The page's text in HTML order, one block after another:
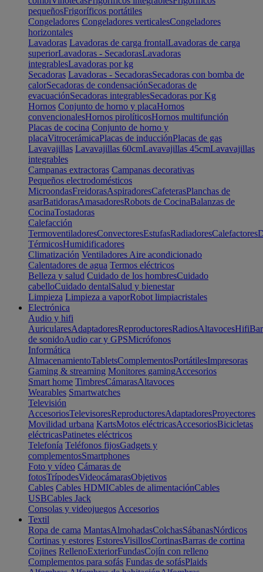
pequeñosFrigoríficos portátiles
Congeladores Congeladores verticalesCongeladores
horizontales
Lavadoras Lavadoras de carga frontalLavadoras de carga
superiorLavadoras - SecadorasLavadoras
integrablesLavadoras por kg
Secadoras Lavadoras - SecadorasSecadoras con bomba de
calorSecadoras de condensaciónSecadoras de
evacuaciónSecadoras integrablesSecadoras por Kg
Hornos Conjunto de horno y placaHornos
convencionalesHornos pirolíticosHornos multifunción
Placas de cocina Conjunto de horno y
placaVitrocerámicaPlacas de inducciónPlacas de gas
Lavavajillas Lavavajillas 60cmLavavajillas 45cmLavavajillas
integrables
Campanas extractoras Campanas decorativas
Pequeños electrodomésticos
MicroondasFreidorasAspiradoresCafeterasPlanchas de
asarBatidorasAmasadoresRobots de CocinaBalanzas de
CocinaTostadoras
Calefacción
TermoventiladoresConvectoresEstufasRadiadoresCalefactores
TérmicosHumidificadores
Climatización Ventiladores Aire acondicionado
Calentadores de agua Termos eléctricos
Belleza y salud Cuidado de los hombresCuidado
cabelloCuidado dentalSalud y bienestar
Limpieza Limpieza a vaporRobot limpiacristales
Electrónica
Audio y hifi
AuricularesAdaptadoresReproductoresRadiosAltavocesHifi
de sonidoAudio car y GPSMicrófonos
Informática
AlmacenamientoTabletsComplementosPortátilesImpresoras
Gaming & streaming Monitores gamingAccesorios
Smart home TimbresCámarasAltavoces
Wearables Smartwatches
Televisión
AccesoriosTelevisoresReproductoresAdaptadoresProyectores
Movilidad urbana KartsMotos eléctricasAccesoriosBicicletas
eléctricasPatinetes eléctricos
Telefonía Teléfonos fijosGadgets y
complementosSmartphones
Foto y vídeo Cámaras de
fotosTrípodesVideocámarasObjetivos
Cables Cables HDMICables de alimentaciónCables
USBCables Jack
Consolas y videojuegos Accesorios
Textil
Ropa de cama MantasAlmohadasColchasSábanasNórdicos
Cortinas y estores EstoresVisillosCortinasBarras de cortina
Cojines RellenoExteriorFundasCojín con relleno
Complementos para sofás Fundas de sofásPlaids